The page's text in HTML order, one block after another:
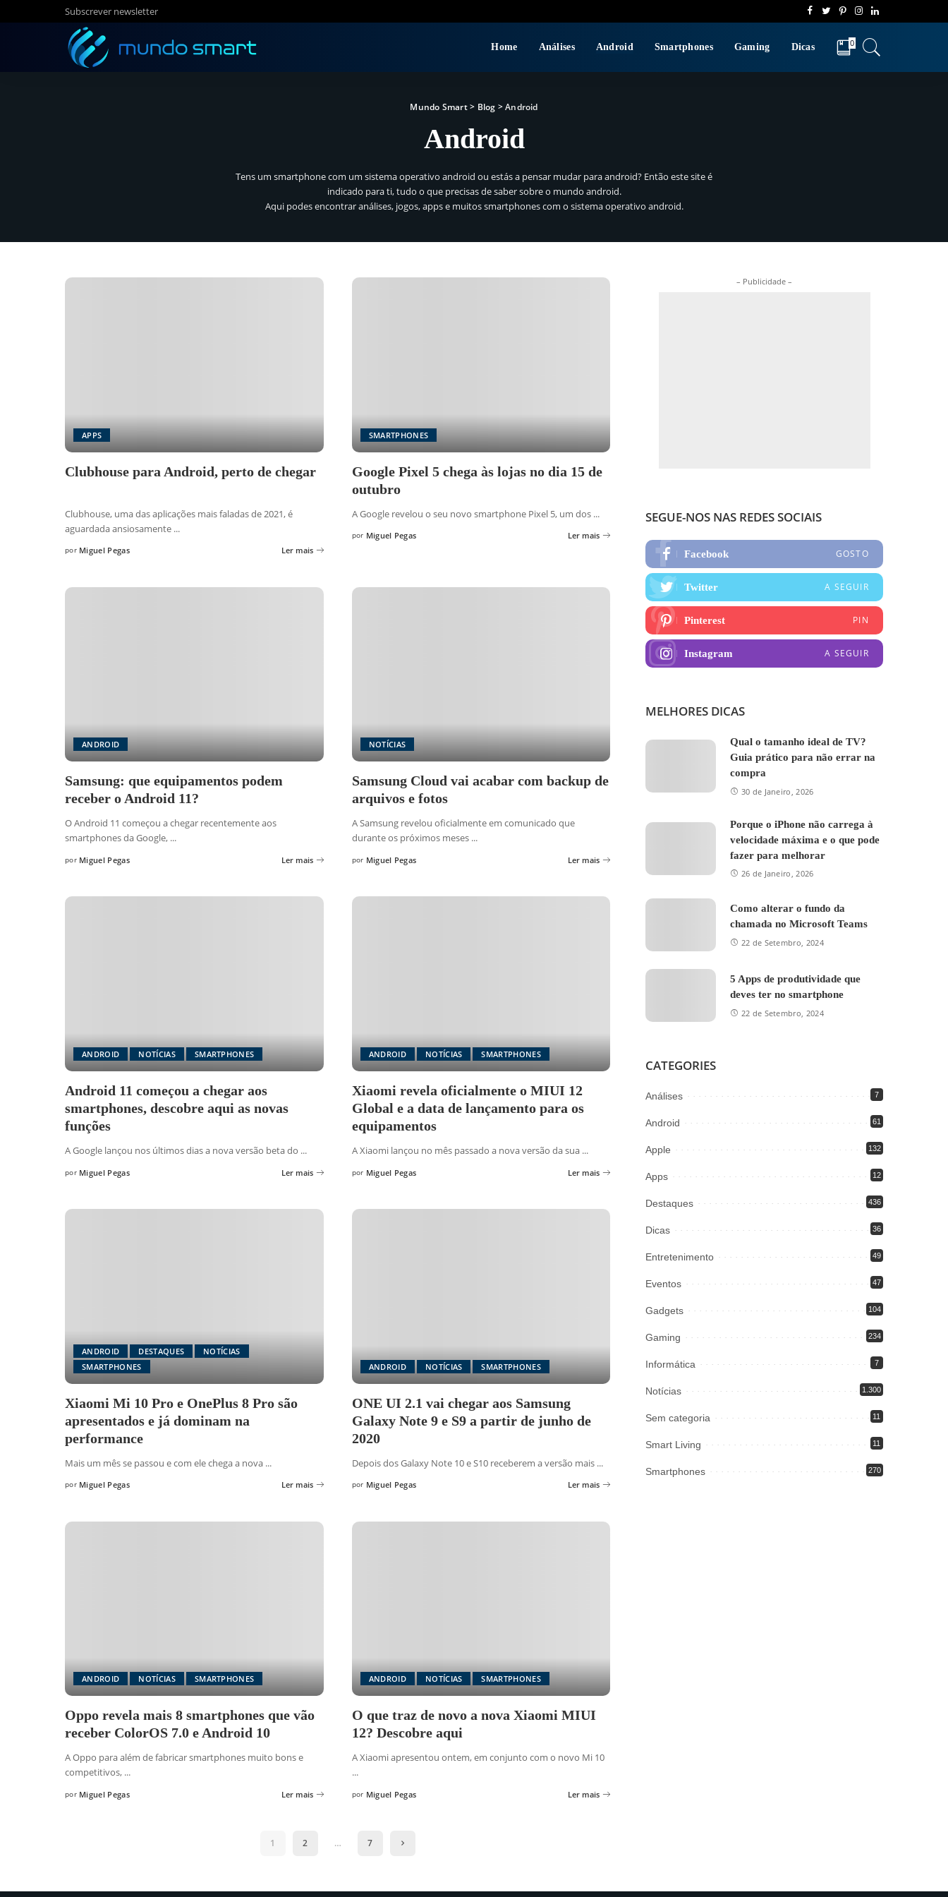
Subscrever newsletter
Home Análises Android Smartphones Gaming Dicas 0
Mundo Smart> Blog >Android
Android
Tens um smartphone com um sistema operativo android ou estás a pensar mudar para android? Então este site é
indicado para ti, tudo o que precisas de saber sobre o mundo android.
Aqui podes encontrar análises, jogos, apps e muitos smartphones com o sistema operativo android.
APPS
Clubhouse para Android, perto de chegar
Clubhouse, uma das aplicações mais faladas de 2021, é
aguardada ansiosamente ...
Posted
por Miguel Pegas Ler mais
SMARTPHONES
Google Pixel 5 chega às lojas no dia 15 de
outubro
A Google revelou o seu novo smartphone Pixel 5, um dos ...
Posted
por Miguel Pegas Ler mais
ANDROID
Samsung: que equipamentos podem
receber o Android 11?
O Android 11 começou a chegar recentemente aos
smartphones da Google, ...
Posted
por Miguel Pegas Ler mais
NOTÍCIAS
Samsung Cloud vai acabar com backup de
arquivos e fotos
A Samsung revelou oficialmente em comunicado que
durante os próximos meses ...
Posted
por Miguel Pegas Ler mais
ANDROID NOTÍCIAS SMARTPHONES
Android 11 começou a chegar aos
smartphones, descobre aqui as novas
funções
A Google lançou nos últimos dias a nova versão beta do ...
Posted
por Miguel Pegas Ler mais
ANDROID NOTÍCIAS SMARTPHONES
Xiaomi revela oficialmente o MIUI 12
Global e a data de lançamento para os
equipamentos
A Xiaomi lançou no mês passado a nova versão da sua ...
Posted
por Miguel Pegas Ler mais
ANDROID DESTAQUES
NOTÍCIAS
SMARTPHONES
Xiaomi Mi 10 Pro e OnePlus 8 Pro são
apresentados e já dominam na
performance
Mais um mês se passou e com ele chega a nova ...
Posted
por Miguel Pegas Ler mais
ANDROID NOTÍCIAS SMARTPHONES
ONE UI 2.1 vai chegar aos Samsung
Galaxy Note 9 e S9 a partir de junho de
2020
Depois dos Galaxy Note 10 e S10 receberem a versão mais ...
Posted
por Miguel Pegas Ler mais
ANDROID NOTÍCIAS SMARTPHONES
Oppo revela mais 8 smartphones que vão
receber ColorOS 7.0 e Android 10
A Oppo para além de fabricar smartphones muito bons e
competitivos, ...
Posted
por Miguel Pegas Ler mais
ANDROID NOTÍCIAS SMARTPHONES
O que traz de novo a nova Xiaomi MIUI
12? Descobre aqui
A Xiaomi apresentou ontem, em conjunto com o novo Mi 10
...
Posted
por Miguel Pegas Ler mais
1 2 … 7
– Publicidade –
SEGUE-NOS NAS REDES SOCIAIS
Facebook GOSTO
Twitter A SEGUIR
Pinterest PIN
Instagram A SEGUIR
MELHORES DICAS
Qual o tamanho ideal de TV?
Guia prático para não errar na
compra
30 de Janeiro, 2026
Porque o iPhone não carrega à
velocidade máxima e o que pode
fazer para melhorar
26 de Janeiro, 2026
Como alterar o fundo da
chamada no Microsoft Teams
22 de Setembro, 2024
5 Apps de produtividade que
deves ter no smartphone
22 de Setembro, 2024
CATEGORIES
Análises 7
Android 61
Apple 132
Apps 12
Destaques 436
Dicas 36
Entretenimento 49
Eventos 47
Gadgets 104
Gaming 234
Informática 7
Notícias 1.300
Sem categoria 11
Smart Living 11
Smartphones 270